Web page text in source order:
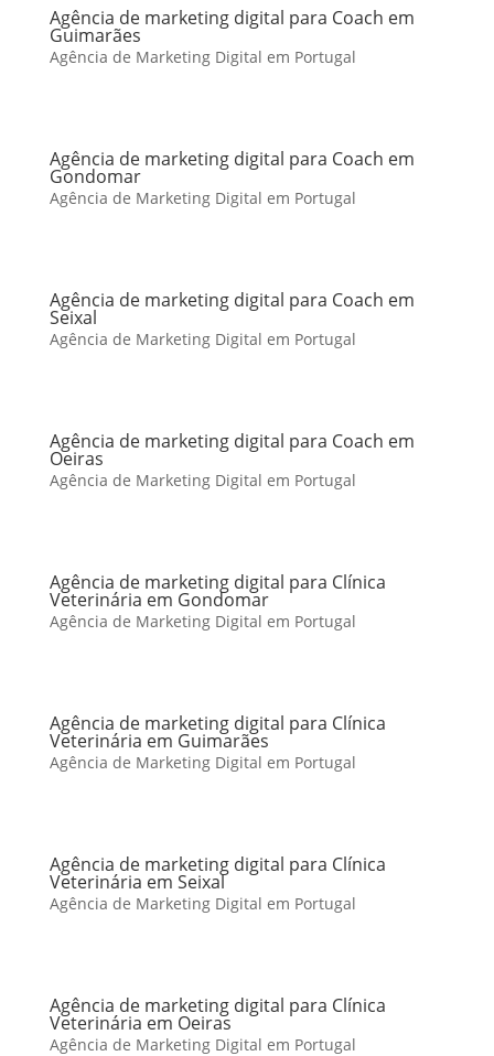
Agência de marketing digital para Coach em
Guimarães
Agência de Marketing Digital em Portugal
Agência de marketing digital para Coach em
Gondomar
Agência de Marketing Digital em Portugal
Agência de marketing digital para Coach em
Seixal
Agência de Marketing Digital em Portugal
Agência de marketing digital para Coach em
Oeiras
Agência de Marketing Digital em Portugal
Agência de marketing digital para Clínica
Veterinária em Gondomar
Agência de Marketing Digital em Portugal
Agência de marketing digital para Clínica
Veterinária em Guimarães
Agência de Marketing Digital em Portugal
Agência de marketing digital para Clínica
Veterinária em Seixal
Agência de Marketing Digital em Portugal
Agência de marketing digital para Clínica
Veterinária em Oeiras
Agência de Marketing Digital em Portugal